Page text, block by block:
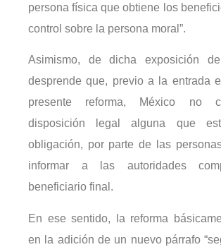
persona física que obtiene los
control sobre la persona moral”.
Asimismo, de dicha exposición
desprende que, previo a la entrada
presente reforma, México no
disposición legal alguna que
obligación, por parte de las
informar a las autoridades
beneficiario final.
En ese sentido, la reforma
en la adición de un nuevo párrafo